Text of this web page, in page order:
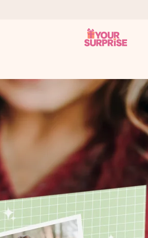
is - zodat jij kunt geven op
een 4,7 op Google Reviews
of een boodschap die raakt. Zonder